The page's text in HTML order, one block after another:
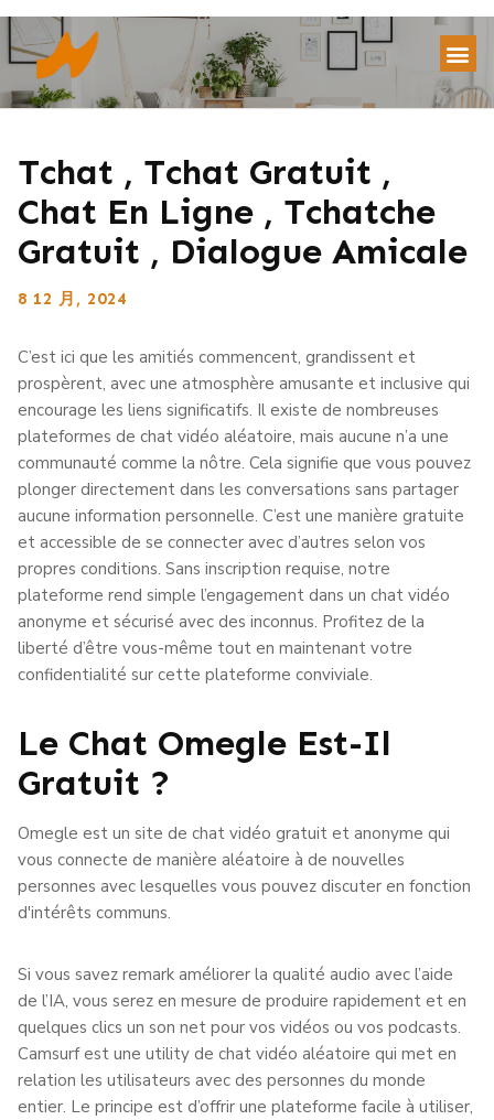
Tchat , Tchat Gratuit ,
Chat En Ligne , Tchatche
Gratuit , Dialogue Amicale
8 12 月, 2024
C’est ici que les amitiés commencent, grandissent et
prospèrent, avec une atmosphère amusante et inclusive qui
encourage les liens significatifs. Il existe de nombreuses
plateformes de chat vidéo aléatoire, mais aucune n’a une
communauté comme la nôtre. Cela signifie que vous pouvez
plonger directement dans les conversations sans partager
aucune information personnelle. C’est une manière gratuite
et accessible de se connecter avec d’autres selon vos
propres conditions. Sans inscription requise, notre
plateforme rend simple l’engagement dans un chat vidéo
anonyme et sécurisé avec des inconnus. Profitez de la
liberté d’être vous-même tout en maintenant votre
confidentialité sur cette plateforme conviviale.
Le Chat Omegle Est-Il
Gratuit ?
Omegle est un site de chat vidéo gratuit et anonyme qui
vous connecte de manière aléatoire à de nouvelles
personnes avec lesquelles vous pouvez discuter en fonction
d'intérêts communs.
Si vous savez remark améliorer la qualité audio avec l’aide
de l’IA, vous serez en mesure de produire rapidement et en
quelques clics un son net pour vos vidéos ou vos podcasts.
Camsurf est une utility de chat vidéo aléatoire qui met en
relation les utilisateurs avec des personnes du monde
entier. Le principe est d’offrir une plateforme facile à utiliser,